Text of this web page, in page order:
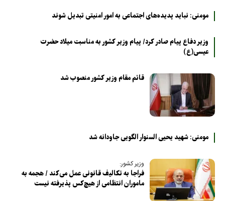
مومنی: نباید پدیده‌های اجتماعی به امور امنیتی تبدیل شوند
وزیر دفاع پیام صادر کرد/ پیام وزیر کشور به مناسبت میلاد حضرت
عیسی(ع)
قائم مقام وزیر کشور منصوب شد
مومنی: شهید یحیی السنوار الگویی جاودانه شد
وزیر کشور:
فراجا به تکالیف قانونی عمل می‌کند / هجمه به
ماموران انتظامی از هیچ‌کس پذیرفته نیست